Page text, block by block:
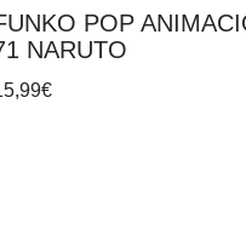
POP
NARUTO
€